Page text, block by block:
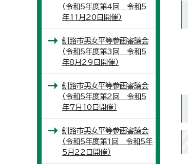
（令和5年度第4回 令和5
年11月20日開催）
釧路市男女平等参画審議会
（令和5年度第3回 令和5
年8月29日開催）
釧路市男女平等参画審議会
（令和5年度第2回 令和5
年7月10日開催）
釧路市男女平等参画審議会
（令和5年度第1回 令和5年
5月22日開催）